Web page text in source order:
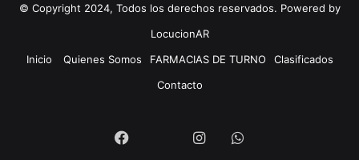
© Copyright 2024, Todos los derechos reservados. Powered by
LocucionAR
Inicio
Quienes Somos FARMACIAS DE TURNO
Clasificados
Contacto
Facebook InstagramWhatsapp